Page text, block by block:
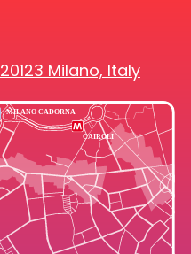
Milano, Italy